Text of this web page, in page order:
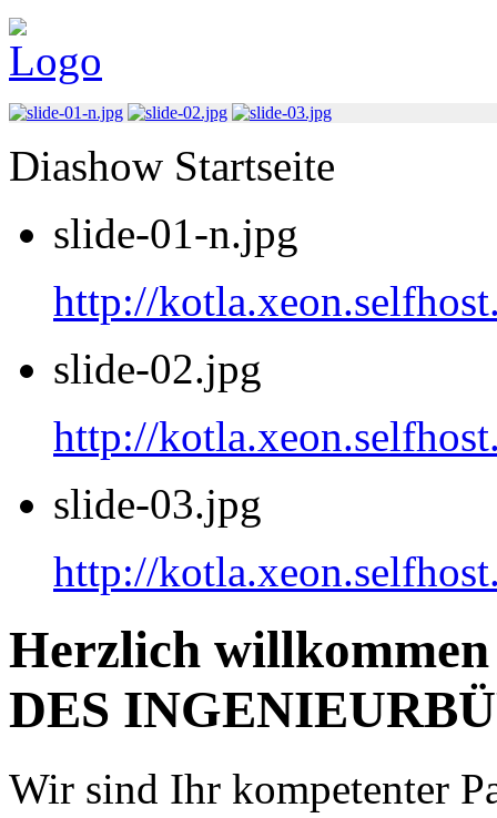
Diashow Startseite
slide-01-n.jpg
http://
slide-02.jpg
http://
slide-03.jpg
http://
Herzlich
DES
Wir sind Ihr kompetenter